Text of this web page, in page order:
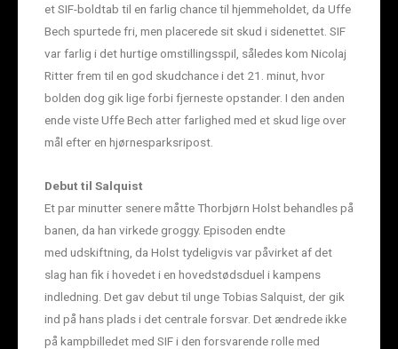
et SIF-boldtab til en farlig chance til hjemmeholdet, da Uffe
Bech spurtede fri, men placerede sit skud i sidenettet. SIF
var farlig i det hurtige omstillingsspil, således kom Nicolaj
Ritter frem til en god skudchance i det 21. minut, hvor
bolden dog gik lige forbi fjerneste opstander. I den anden
ende viste Uffe Bech atter farlighed med et skud lige over
mål efter en hjørnesparksripost.
Debut til Salquist
Et par minutter senere måtte Thorbjørn Holst behandles på
banen, da han virkede groggy. Episoden endte
med udskiftning, da Holst tydeligvis var påvirket af det
slag han fik i hovedet i en hovedstødsduel i kampens
indledning. Det gav debut til unge Tobias Salquist, der gik
ind på hans plads i det centrale forsvar. Det ændrede ikke
på kampbilledet med SIF i den forsvarende rolle med